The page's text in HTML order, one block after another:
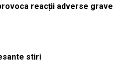
reacții adverse grave
stiri